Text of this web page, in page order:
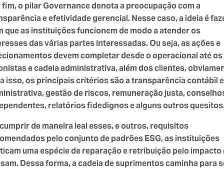
fim, o pilar Governance denota a preocupação com a
e efetividade gerencial. Nesse caso, a ideia é
que as instituições funcionem de modo a atender os
das várias partes interessadas. Ou seja, as ações e
devem completar desde o operacional até os
e cadeia administrativa, além dos clientes,
isso, os principais critérios são a transparência contábil e
gestão de riscos, remuneração justa,
relatórios fidedignos e alguns outros
de maneira leal esses, e outros, requisitos
pelo conjunto de padrões ESG, as instituições
uma espécie de reparação e retribuição pelo impacto
Dessa forma, a cadeia de suprimentos caminha para